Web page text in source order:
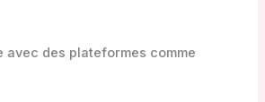
avec des plateformes comme